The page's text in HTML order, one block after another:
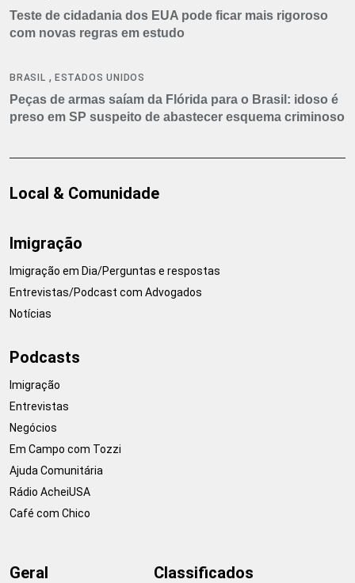
Teste de cidadania dos EUA pode ficar mais rigoroso
com novas regras em estudo
BRASIL , ESTADOS UNIDOS
Peças de armas saíam da Flórida para o Brasil: idoso é
preso em SP suspeito de abastecer esquema criminoso
Local & Comunidade
Imigração
Imigração em Dia/Perguntas e respostas
Entrevistas/Podcast com Advogados
Notícias
Podcasts
Imigração
Entrevistas
Negócios
Em Campo com Tozzi
Ajuda Comunitária
Rádio AcheiUSA
Café com Chico
Geral Classificados